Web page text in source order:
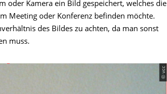
oder Kamera ein Bild gespeichert, welches die
Meeting oder Konferenz befinden möchte.
des Bildes zu achten, da man sonst
muss.
© vcc